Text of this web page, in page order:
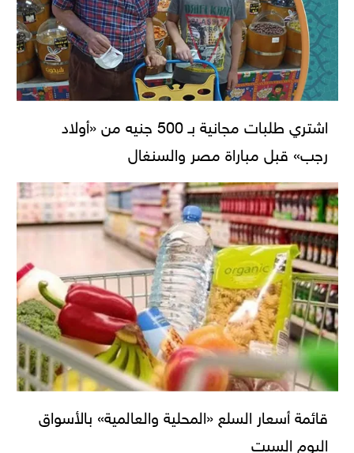
اشتري طلبات مجانية بـ 500 جنيه من «أولاد
رجب» قبل مباراة مصر والسنغال
قائمة أسعار السلع «المحلية والعالمية» بالأسواق
اليوم السبت